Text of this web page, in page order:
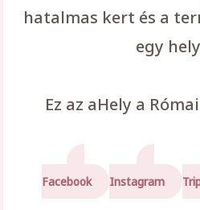
hatalmas kert és a
egy
Ez az aHely a
Facebook Instagram